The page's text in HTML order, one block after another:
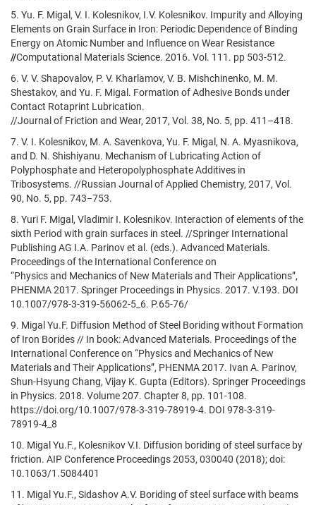
5. Yu. F. Migal, V. I. Kolesnikov, I.V. Kolesnikov. Impurity and Alloying
Elements on Grain Surface in Iron: Periodic Dependence of Binding
Energy on Atomic Number and Influence on Wear Resistance
//Computational Materials Science. 2016. Vol. 111. pp 503-512.
6. V. V. Shapovalov, P. V. Kharlamov, V. B. Mishchinenko, M. M.
Shestakov, and Yu. F. Migal. Formation of Adhesive Bonds under
Contact Rotaprint Lubrication.
//Journal of Friction and Wear, 2017, Vol. 38, No. 5, pp. 411–418.
7. V. I. Kolesnikov, M. A. Savenkova, Yu. F. Migal, N. A. Myasnikova,
and D. N. Shishiyanu. Mechanism of Lubricating Action of
Polyphosphate and Heteropolyphosphate Additives in
Tribosystems. //Russian Journal of Applied Chemistry, 2017, Vol.
90, No. 5, pp. 743−753.
8. Yuri F. Migal, Vladimir I. Kolesnikov. Interaction of elements of the
sixth Period with grain surfaces in steel. //Springer International
Publishing AG I.A. Parinov et al. (eds.). Advanced Materials.
Proceedings of the International Conference on
“Physics and Mechanics of New Materials and Their Applications”,
PHENMA 2017. Springer Proceedings in Physics. 2017. V.193. DOI
10.1007/978-3-319-56062-5_6. P.65-76/
9. Migal Yu.F. Diffusion Method of Steel Boriding without Formation
of Iron Borides // In book: Advanced Materials. Proceedings of the
International Conference on “Physics and Mechanics of New
Materials and Their Applications”, PHENMA 2017. Ivan A. Parinov,
Shun-Hsyung Chang, Vijay K. Gupta (Editors). Springer Proceedings
in Physics. 2018. Volume 207. Chapter 8, pp. 101-108.
https://doi.org/10.1007/978-3-319-78919-4. DOI 978-3-319-
78919-4_8
10. Migal Yu.F., Kolesnikov V.I. Diffusion boriding of steel surface by
friction. AIP Conference Proceedings 2053, 030040 (2018); doi:
10.1063/1.5084401
11. Migal Yu.F., Sidashov A.V. Boriding of steel surface with beams